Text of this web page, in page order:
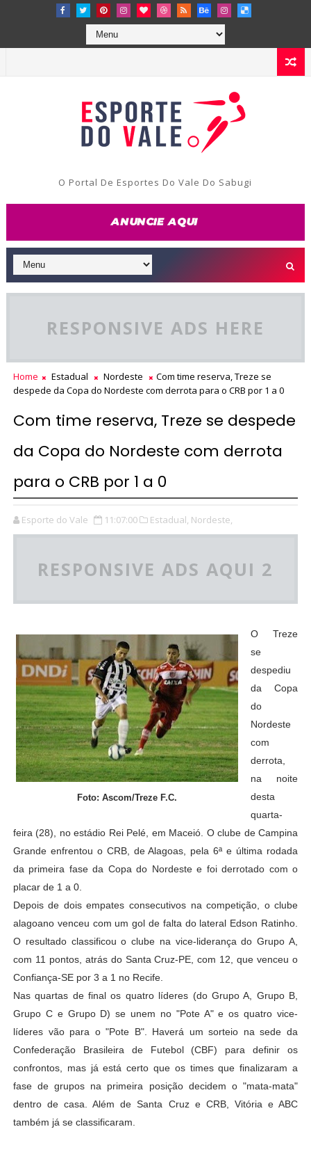
O Portal De Esportes Do Vale Do Sabugi
RESPONSIVE ADS HERE
Home Estadual Nordeste
Com time reserva, Treze se
despede da Copa do Nordeste com derrota para o CRB por 1 a 0
Com time reserva, Treze se despede
da Copa do Nordeste com derrota
para o CRB por 1 a 0
Esporte do Vale 11:07:00 Estadual, Nordeste,
RESPONSIVE ADS AQUI 2
Foto: Ascom/Treze F.C.
O Treze
se
despediu
da Copa
do
Nordeste
com
derrota,
na noite
desta
quarta-
feira (28), no estádio Rei Pelé, em Maceió. O clube de Campina
Grande enfrentou o CRB, de Alagoas, pela 6ª e última rodada
da primeira fase da Copa do Nordeste e foi derrotado com o
placar de 1 a 0.
Depois de dois empates consecutivos na competição, o clube
alagoano venceu com um gol de falta do lateral Edson Ratinho.
O resultado classificou o clube na vice-liderança do Grupo A,
com 11 pontos, atrás do Santa Cruz-PE, com 12, que venceu o
Confiança-SE por 3 a 1 no Recife.
Nas quartas de final os quatro líderes (do Grupo A, Grupo B,
Grupo C e Grupo D) se unem no "Pote A" e os quatro vice-
líderes vão para o "Pote B". Haverá um sorteio na sede da
Confederação Brasileira de Futebol (CBF) para definir os
confrontos, mas já está certo que os times que finalizaram a
fase de grupos na primeira posição decidem o "mata-mata"
dentro de casa. Além de Santa Cruz e CRB, Vitória e ABC
também já se classificaram.